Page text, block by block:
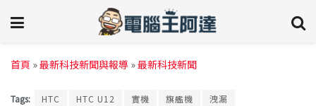
首頁 »最新科技新聞與報導 »最新科技新聞
Tags: HTC HTC U12 實機 旗艦機 洩漏